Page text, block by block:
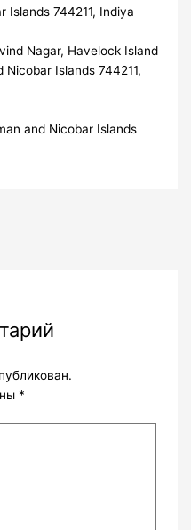
744211, Іndіya
Nagar, Havelock Island
Islands 744211,
and Nicobar Islands
*